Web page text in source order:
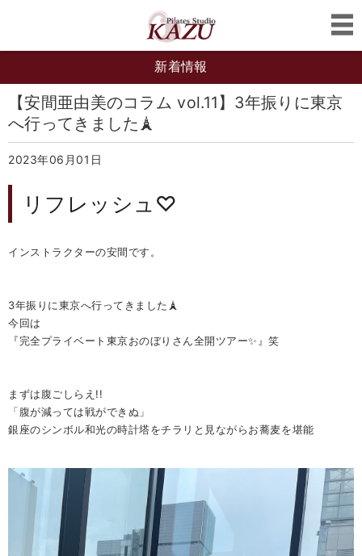
新着情報
【安間亜由美のコラム vol.11】3年振りに東京
へ行ってきました🗼
2023年06月01日
リフレッシュ♡
インストラクターの安間です。
3年振りに東京へ行ってきました🗼
今回は
『完全プライベート東京おのぼりさん全開ツアー✨』笑
まずは腹ごしらえ!!
「腹が減っては戦ができぬ」
銀座のシンボル和光の時計塔をチラリと見ながらお蕎麦を堪能